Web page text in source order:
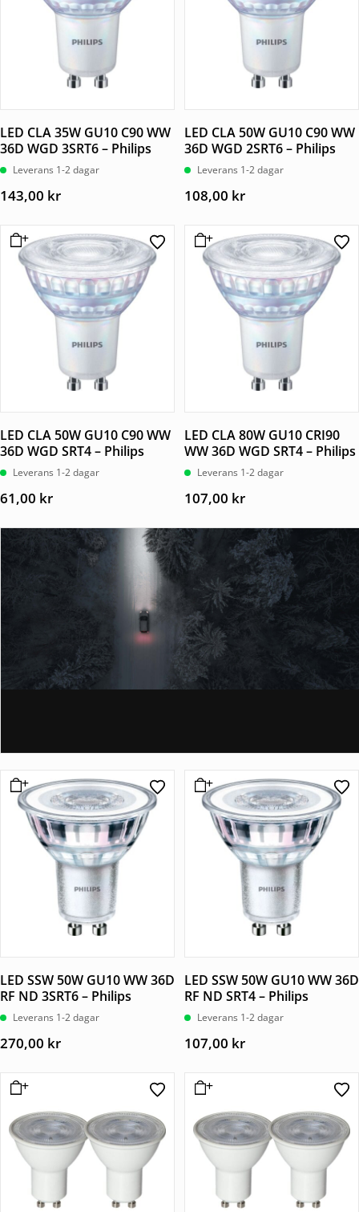
LED CLA 35W GU10 C90 WW
36D WGD 3SRT6 – Philips
Leverans 1-2 dagar
143,00 kr
LED CLA 50W GU10 C90 WW
36D WGD 2SRT6 – Philips
Leverans 1-2 dagar
108,00 kr
LED CLA 50W GU10 C90 WW
36D WGD SRT4 – Philips
Leverans 1-2 dagar
61,00 kr
LED CLA 80W GU10 CRI90
WW 36D WGD SRT4 – Philips
Leverans 1-2 dagar
107,00 kr
LED SSW 50W GU10 WW 36D
RF ND 3SRT6 – Philips
Leverans 1-2 dagar
270,00 kr
LED SSW 50W GU10 WW 36D
RF ND SRT4 – Philips
Leverans 1-2 dagar
107,00 kr